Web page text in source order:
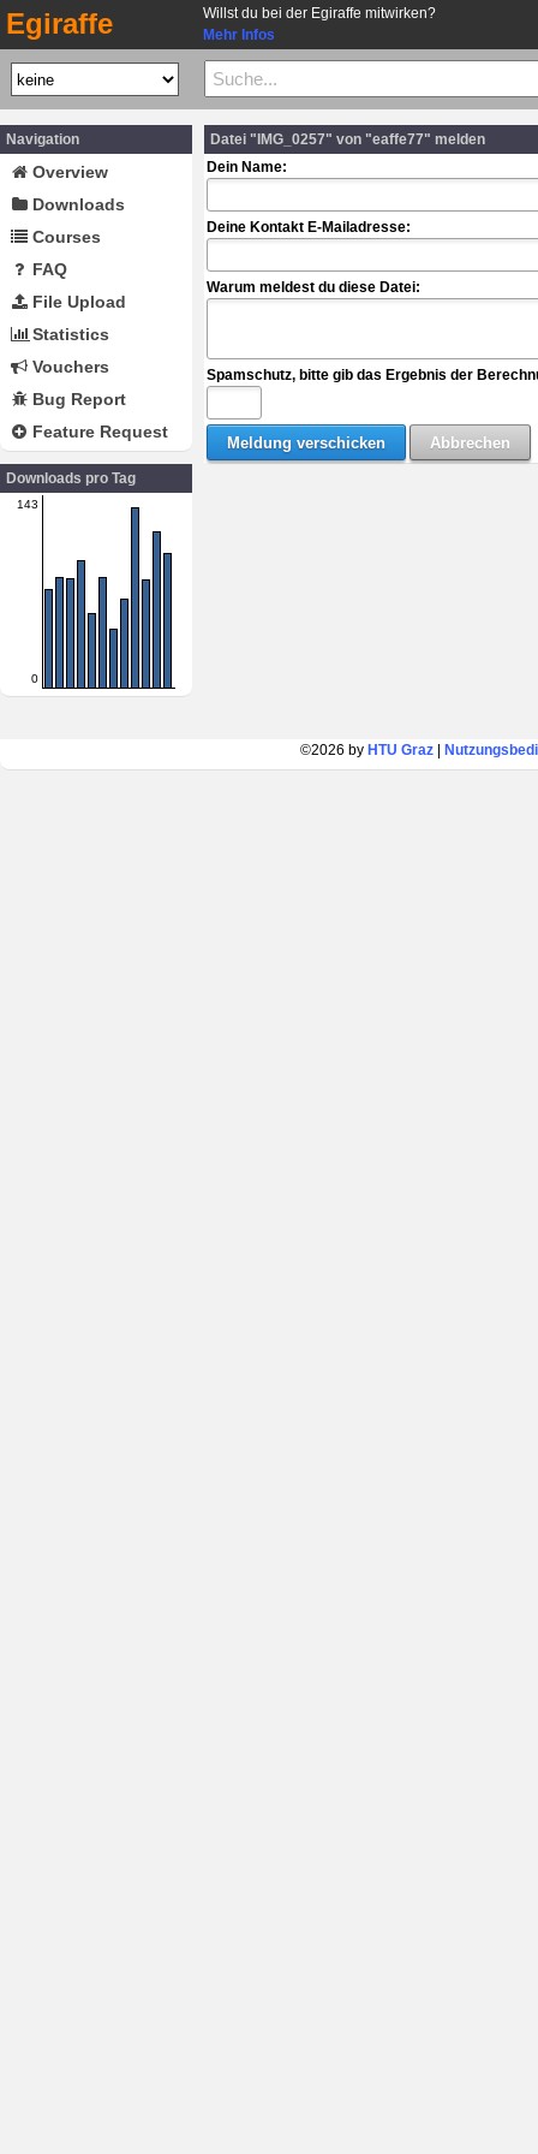
Egiraffe
Willst du bei der Egiraffe mitwirken?
Mehr Infos
Navigation
Overview
Downloads
Courses
FAQ
File Upload
Statistics
Vouchers
Bug Report
Feature Request
Downloads pro Tag
143
0
Datei "IMG_0257" von "eaffe77" melden
Dein Name:
Deine Kontakt E-Mailadresse:
Warum meldest du diese Datei:
Spamschutz, bitte gib das Ergebnis der
©2026 by HTU Graz|